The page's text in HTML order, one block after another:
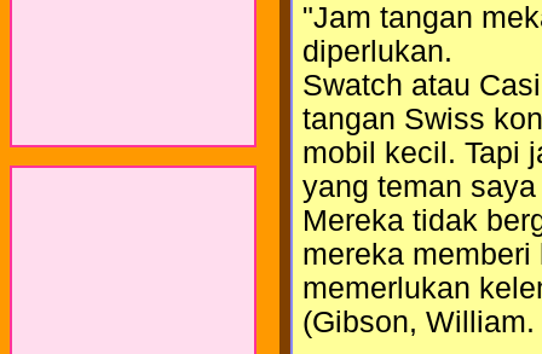
"Jam tangan
diperlukan.
Swatch atau
tangan Swiss
mobil kecil. Tapi
yang teman
Mereka tidak
mereka
memerlukan
(Gibson,